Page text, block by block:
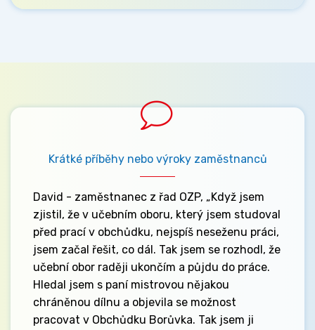
Krátké příběhy nebo výroky zaměstnanců
David - zaměstnanec z řad OZP, „Když jsem
zjistil, že v učebním oboru, který jsem studoval
před prací v obchůdku, nejspíš neseženu práci,
jsem začal řešit, co dál. Tak jsem se rozhodl, že
učební obor raději ukončím a půjdu do práce.
Hledal jsem s paní mistrovou nějakou
chráněnou dílnu a objevila se možnost
pracovat v Obchůdku Borůvka. Tak jsem ji